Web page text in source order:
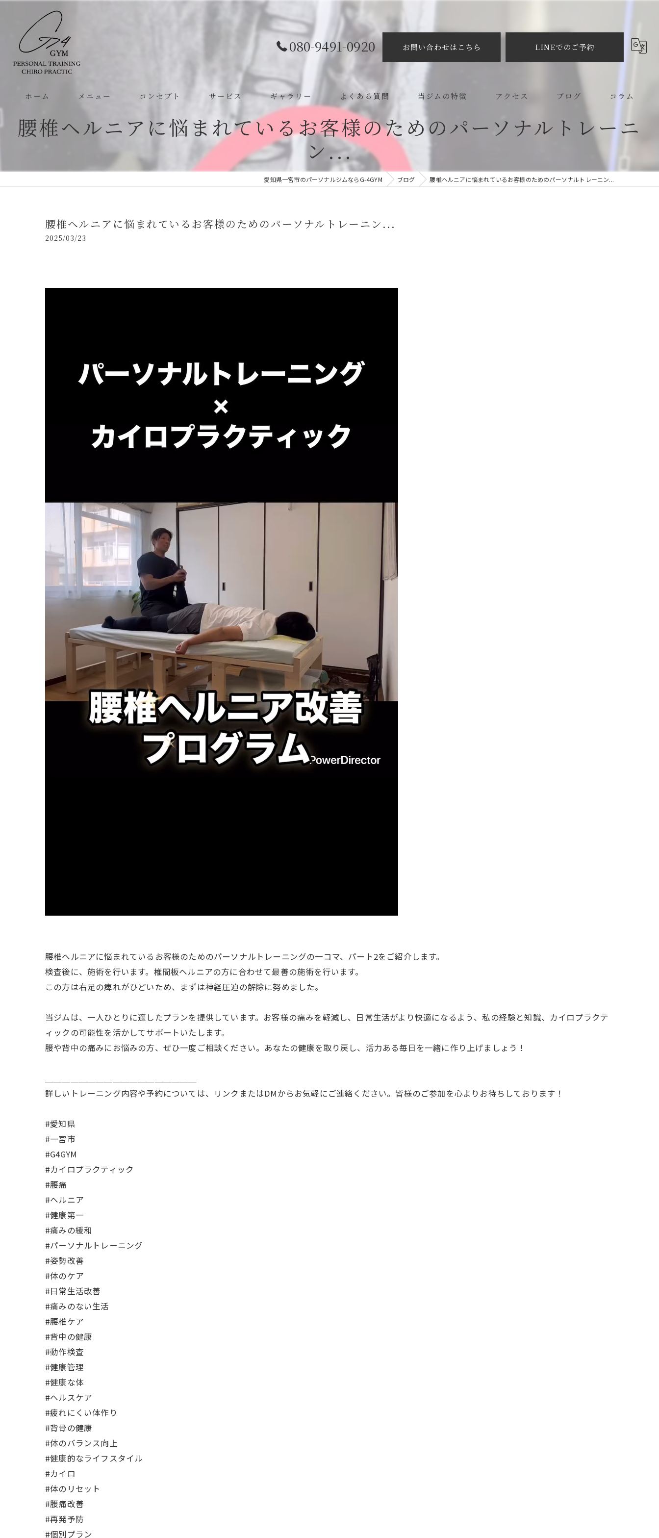
080-9491-0920 お問い合わせはこちら LINEでのご予約
ホーム メニュー コンセプト サービス ギャラリー よくある質問 当ジムの特徴
ボディメイク
整体
アクセス ブログ コラム
腰椎ヘルニアに悩まれているお客様のためのパーソナルトレーニ
ン...
愛知県一宮市のパーソナルジムならG-4GYM ブログ 腰椎ヘルニアに悩まれているお客様のためのパーソナルトレーニン...
腰椎ヘルニアに悩まれているお客様のためのパーソナルトレーニン...
2025/03/23
腰椎ヘルニアに悩まれているお客様のためのパーソナルトレーニングの一コマ、パート2をご紹介します。
検査後に、施術を行います。椎間板ヘルニアの方に合わせて最善の施術を行います。
この方は右足の痺れがひどいため、まずは神経圧迫の解除に努めました。
当ジムは、一人ひとりに適したプランを提供しています。お客様の痛みを軽減し、日常生活がより快適になるよう、私の経験と知識、カイロプラクテ
ィックの可能性を活かしてサポートいたします。
腰や背中の痛みにお悩みの方、ぜひ一度ご相談ください。あなたの健康を取り戻し、活力ある毎日を一緒に作り上げましょう！
詳しいトレーニング内容や予約については、リンクまたはDMからお気軽にご連絡ください。皆様のご参加を心よりお待ちしております！
#愛知県
#一宮市
#G4GYM
#カイロプラクティック
#腰痛
#ヘルニア
#健康第一
#痛みの緩和
#パーソナルトレーニング
#姿勢改善
#体のケア
#日常生活改善
#痛みのない生活
#腰椎ケア
#背中の健康
#動作検査
#健康管理
#健康な体
#ヘルスケア
#疲れにくい体作り
#背骨の健康
#体のバランス向上
#健康的なライフスタイル
#カイロ
#体のリセット
#腰痛改善
#再発予防
#個別プラン